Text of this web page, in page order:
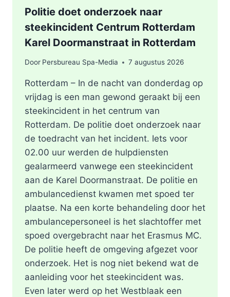
Politie doet onderzoek naar
steekincident Centrum Rotterdam
Karel Doormanstraat in Rotterdam
Door Persbureau Spa-Media 7 augustus 2026
Rotterdam – In de nacht van donderdag op
vrijdag is een man gewond geraakt bij een
steekincident in het centrum van
Rotterdam. De politie doet onderzoek naar
de toedracht van het incident. Iets voor
02.00 uur werden de hulpdiensten
gealarmeerd vanwege een steekincident
aan de Karel Doormanstraat. De politie en
ambulancedienst kwamen met spoed ter
plaatse. Na een korte behandeling door het
ambulancepersoneel is het slachtoffer met
spoed overgebracht naar het Erasmus MC.
De politie heeft de omgeving afgezet voor
onderzoek. Het is nog niet bekend wat de
aanleiding voor het steekincident was.
Even later werd op het Westblaak een